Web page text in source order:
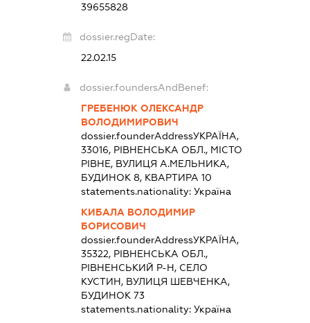
39655828
dossier.regDate:
22.02.15
dossier.foundersAndBenef:
ГРЕБЕНЮК ОЛЕКСАНДР
ВОЛОДИМИРОВИЧ
dossier.founderAddressУКРАЇНА,
33016, РІВНЕНСЬКА ОБЛ., МІСТО
РІВНЕ, ВУЛИЦЯ А.МЕЛЬНИКА,
БУДИНОК 8, КВАРТИРА 10
statements.nationality: Україна
КИБАЛА ВОЛОДИМИР
БОРИСОВИЧ
dossier.founderAddressУКРАЇНА,
35322, РІВНЕНСЬКА ОБЛ.,
РІВНЕНСЬКИЙ Р-Н, СЕЛО
КУСТИН, ВУЛИЦЯ ШЕВЧЕНКА,
БУДИНОК 73
statements.nationality: Україна